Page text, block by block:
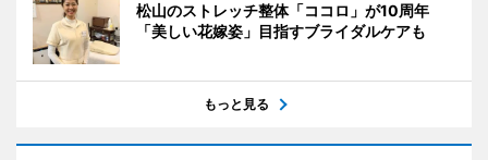
松山のストレッチ整体「ココロ」が10周年
「美しい花嫁姿」目指すブライダルケアも
もっと見る